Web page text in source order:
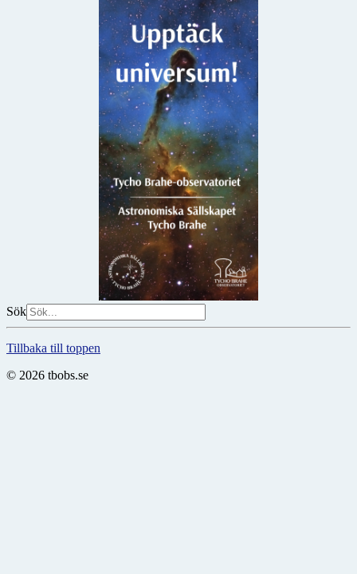
Sök
Tillbaka till toppen
© 2026 tbobs.se